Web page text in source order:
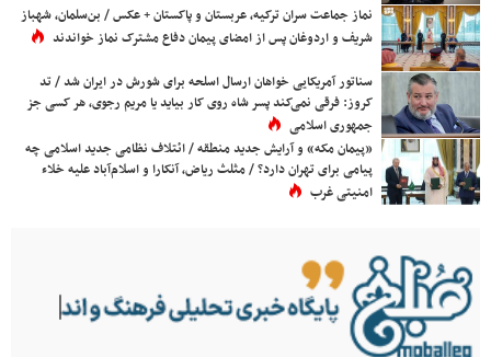
نماز جماعت سران ترکیه، عربستان و پاکستان + عکس / بن‌سلمان، شهباز
شریف و اردوغان پس از امضای پیمان دفاع مشترک نماز خواندند
سناتور آمریکایی خواهان ارسال اسلحه برای شورش در ایران شد / تد
کروز: فرقی نمی‌کند پسر شاه روی کار بیاید یا مریم رجوی، هر کسی جز
جمهوری اسلامی
«پیمان مکه» و آرایش جدید منطقه / ائتلاف نظامی جدید اسلامی چه
پیامی برای تهران دارد؟ / مثلث ریاض، آنکارا و اسلام‌آباد علیه خلاء
امنیتی غرب